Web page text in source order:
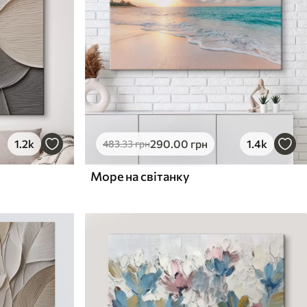
1.2k 483.33грн290.00 грн 1.4k
Море на світанку